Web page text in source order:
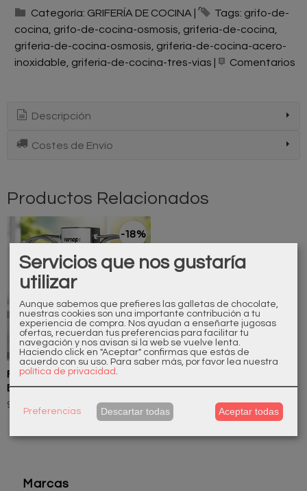
Marcas
Categoría: GRIFERÍA DE COCINA Tags: grifo-de-
cocina grifo-de-cocina-osmosis griferia-de-cocina
griferia-de-cocina-osmosis griferia-de-cocina-acero-
inoxidable griferia-de-cocina-tres-vias Comentarios
Descripción
Costes de Envío
Productos Relacionados
-18 %
FILVORQ5UF Filtro de Agua
Bajo...
99,22 €
Servicios que nos gustaría
utilizar
Aunque sabemos que prefieres las galletas de chocolate,
nuestras cookies son una importante contribución a tu
experiencia de compra. Nos ayudan a enseñarte jugosas
ofertas, recuerdan tus preferencias para facilitar tu
navegación y nos avisan si la web se vuelve lenta.
Haciendo click en "Aceptar" confirmas que estás de
acuerdo con su uso. Para saber más, por favor lea nuestra
política de privacidad
Preferencias Descartar todas Aceptar todas